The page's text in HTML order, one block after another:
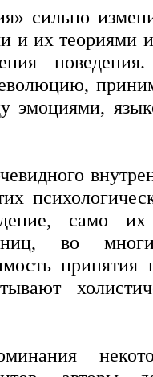
сильно
и их теориями
эмоциями,
само их
во
принятия